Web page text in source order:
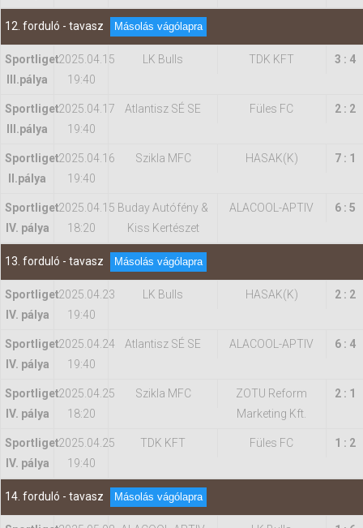
12. forduló - tavasz Másolás vágólapra
Sportliget
IIl.pálya
2025.04.15
19:40
LK Bulls TDK KFT 3 : 4
Sportliget
IIl.pálya
2025.04.17
19:40
Atlantisz SÉ SE Füles FC 2 : 2
Sportliget
II.pálya
2025.04.16
19:40
Szikla MFC HASAK(K) 7 : 1
Sportliget
IV. pálya
2025.04.15
18:20
Buday Autófény &
Kiss Kertészet
ALACOOL-APTIV 6 : 5
13. forduló - tavasz Másolás vágólapra
Sportliget
IV. pálya
2025.04.23
19:40
LK Bulls HASAK(K) 2 : 2
Sportliget
IV. pálya
2025.04.24
19:40
Atlantisz SÉ SE ALACOOL-APTIV 6 : 4
Sportliget
IV. pálya
2025.04.25
18:20
Szikla MFC
ZOTU Reform
Marketing Kft.
2 : 1
Sportliget
IV. pálya
2025.04.25
19:40
TDK KFT Füles FC 1 : 2
14. forduló - tavasz Másolás vágólapra